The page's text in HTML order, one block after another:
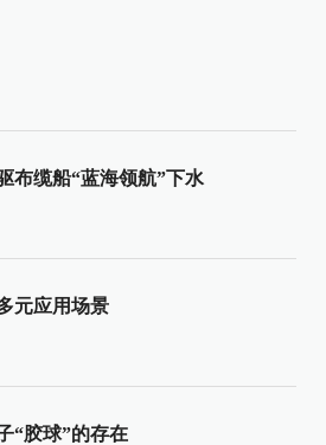
布缆船“蓝海领航”下水
元应用场景
“胶球”的存在